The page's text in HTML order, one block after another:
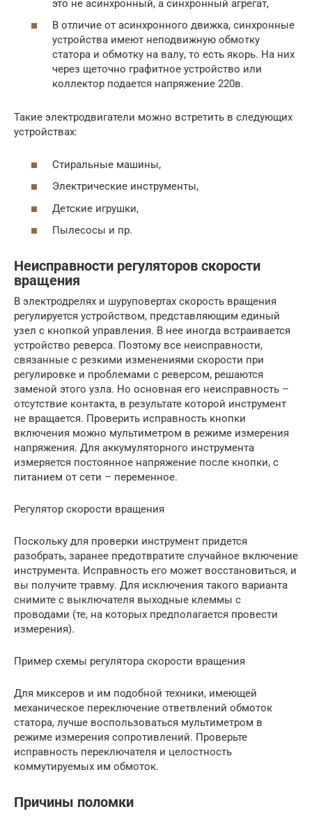
это не асинхронный, а синхронный агрегат,
В отличие от асинхронного движка, синхронные
устройства имеют неподвижную обмотку
статора и обмотку на валу, то есть якорь. На них
через щеточно графитное устройство или
коллектор подается напряжение 220в.
Такие электродвигатели можно встретить в следующих
устройствах:
Стиральные машины,
Электрические инструменты,
Детские игрушки,
Пылесосы и пр.
Неисправности регуляторов скорости
вращения
В электродрелях и шуруповертах скорость вращения
регулируется устройством, представляющим единый
узел с кнопкой управления. В нее иногда встраивается
устройство реверса. Поэтому все неисправности,
связанные с резкими изменениями скорости при
регулировке и проблемами с реверсом, решаются
заменой этого узла. Но основная его неисправность –
отсутствие контакта, в результате которой инструмент
не вращается. Проверить исправность кнопки
включения можно мультиметром в режиме измерения
напряжения. Для аккумуляторного инструмента
измеряется постоянное напряжение после кнопки, с
питанием от сети – переменное.
Регулятор скорости вращения
Поскольку для проверки инструмент придется
разобрать, заранее предотвратите случайное включение
инструмента. Исправность его может восстановиться, и
вы получите травму. Для исключения такого варианта
снимите с выключателя выходные клеммы с
проводами (те, на которых предполагается провести
измерения).
Пример схемы регулятора скорости вращения
Для миксеров и им подобной техники, имеющей
механическое переключение ответвлений обмоток
статора, лучше воспользоваться мультиметром в
режиме измерения сопротивлений. Проверьте
исправность переключателя и целостность
коммутируемых им обмоток.
Причины поломки